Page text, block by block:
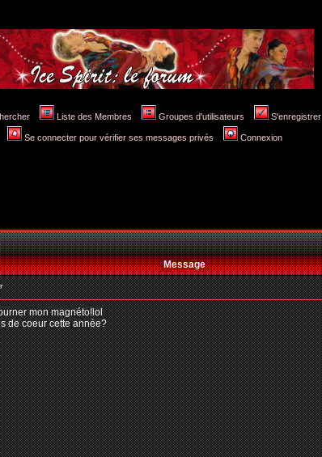
Liste des Membres Groupes d'utilisateurs S'enregistrer
Se connecter pour vérifier ses messages privés Connexion
Message
mon magnéto!lol
de coeur cette année?